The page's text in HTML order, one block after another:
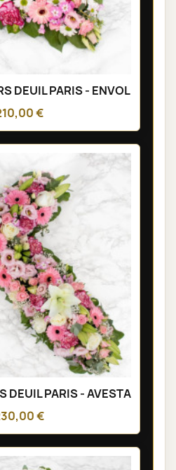
DEUIL PARIS - ENVOL
€
DEUIL PARIS - AVESTA
€